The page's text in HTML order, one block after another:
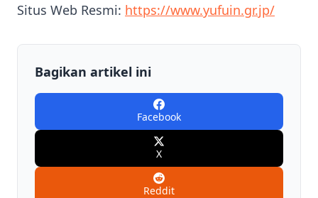
Situs Web Resmi: https://www.yufuin.gr.jp/
Bagikan artikel ini
Facebook
X
Reddit